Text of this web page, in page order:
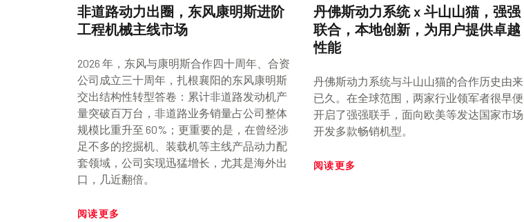
非道路动力出圈，东风康明斯进阶
工程机械主线市场
2026 年，东风与康明斯合作四十周年、合资
公司成立三十周年，扎根襄阳的东风康明斯
交出结构性转型答卷：累计非道路发动机产
量突破百万台，非道路业务销量占公司整体
规模比重升至 60%；更重要的是，在曾经涉
足不多的挖掘机、装载机等主线产品动力配
套领域，公司实现迅猛增长，尤其是海外出
口，几近翻倍。
阅读更多
丹佛斯动力系统 x 斗山山猫，强强
联合，本地创新，为用户提供卓越
性能
丹佛斯动力系统与斗山山猫的合作历史由来
已久。在全球范围，两家行业领军者很早便
开启了强强联手，面向欧美等发达国家市场
开发多款畅销机型。
阅读更多